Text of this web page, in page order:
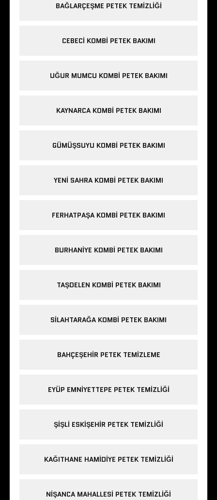
BAĞLARÇEŞME PETEK TEMIZLIĞI
CEBECI KOMBI PETEK BAKIMI
UĞUR MUMCU KOMBI PETEK BAKIMI
KAYNARCA KOMBI PETEK BAKIMI
GÜMÜŞSUYU KOMBI PETEK BAKIMI
YENI SAHRA KOMBI PETEK BAKIMI
FERHATPAŞA KOMBI PETEK BAKIMI
BURHANIYE KOMBI PETEK BAKIMI
TAŞDELEN KOMBI PETEK BAKIMI
SILAHTARAĞA KOMBI PETEK BAKIMI
BAHÇEŞEHIR PETEK TEMIZLEME
EYÜP EMNIYETTEPE PETEK TEMIZLIĞI
ŞIŞLI ESKIŞEHIR PETEK TEMIZLIĞI
KAĞITHANE HAMIDIYE PETEK TEMIZLIĞI
NIŞANCA MAHALLESI PETEK TEMIZLIĞI